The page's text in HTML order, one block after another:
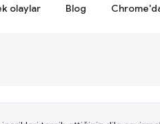
olaylar Blog